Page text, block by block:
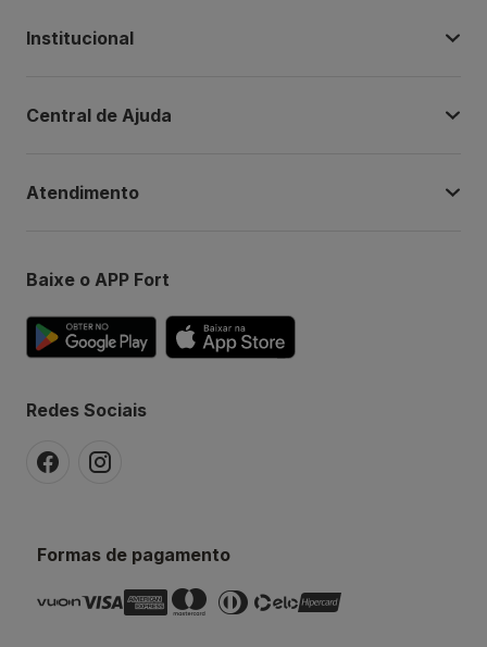
Institucional
Central de Ajuda
Atendimento
Baixe o APP Fort
Redes Sociais
Formas de pagamento